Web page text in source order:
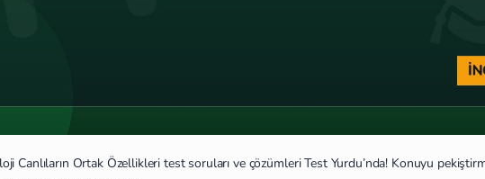
Canlıların Ortak Özellikleri test soruları ve çözümleri Test Yurdu’nda! Konuyu